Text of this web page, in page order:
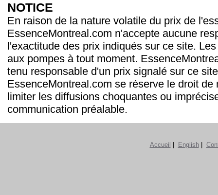
NOTICE
En raison de la nature volatile du prix de
EssenceMontreal.com n'accepte aucune
l'exactitude des prix indiqués sur ce site.
aux pompes à tout moment.
tenu responsable d'un prix signalé sur ce
EssenceMontreal.com se réserve le droit de
limiter les diffusions choquantes ou
communication préalable.
Accueil | English|